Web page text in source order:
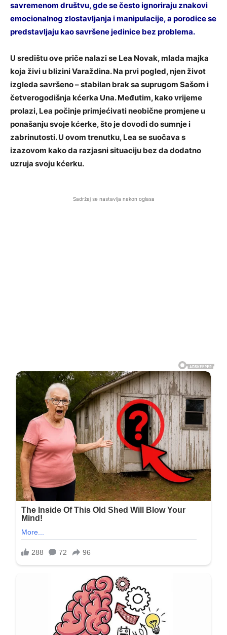
savremenom društvu, gde se često ignoriraju znakovi
emocionalnog zlostavljanja i manipulacije, a porodice se
predstavljaju kao savršene jedinice bez problema.
U središtu ove priče nalazi se Lea Novak, mlada majka
koja živi u blizini Varaždina. Na prvi pogled, njen život
izgleda savršeno – stabilan brak sa suprugom Sašom i
četverogodišnja kćerka Una. Međutim, kako vrijeme
prolazi, Lea počinje primjećivati neobične promjene u
ponašanju svoje kćerke, što je dovodi do sumnje i
zabrinutosti. U ovom trenutku, Lea se suočava s
izazovom kako da razjasni situaciju bez da dodatno
uzruja svoju kćerku.
Sadržaj se nastavlja nakon oglasa